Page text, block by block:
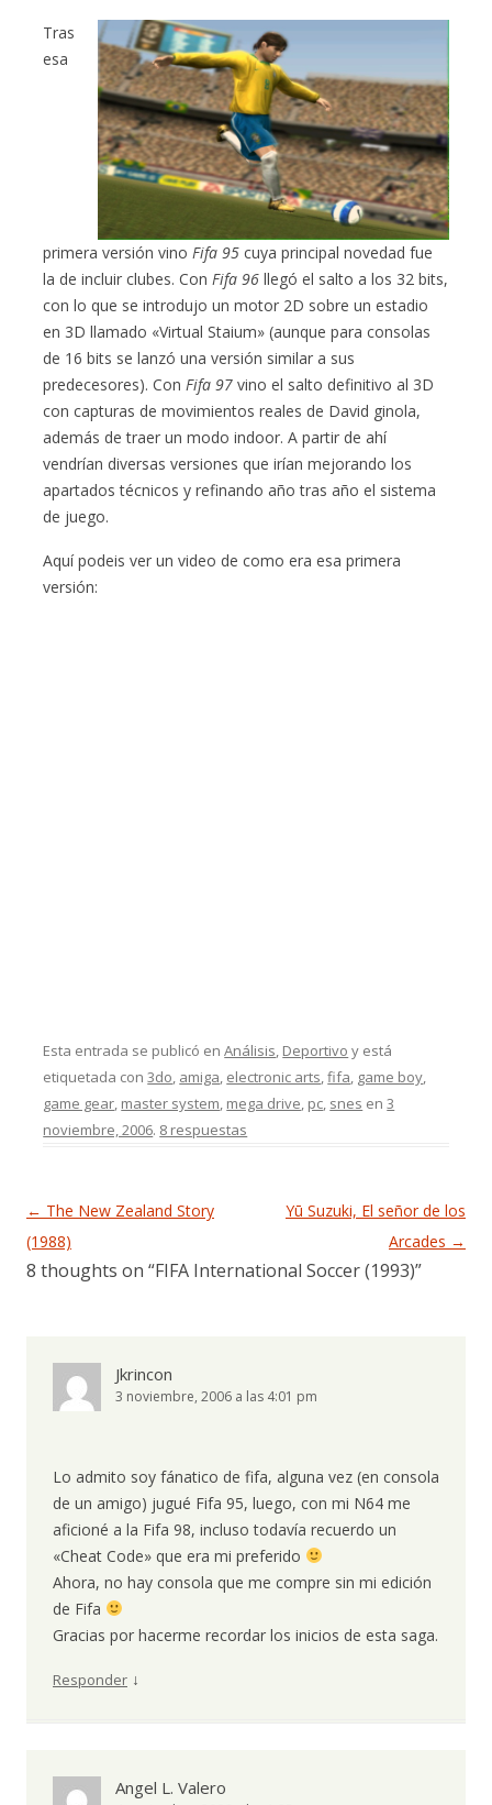
Tras
esa
primera versión vino Fifa 95 cuya principal novedad fue
la de incluir clubes. Con Fifa 96 llegó el salto a los 32 bits,
con lo que se introdujo un motor 2D sobre un estadio
en 3D llamado «Virtual Staium» (aunque para consolas
de 16 bits se lanzó una versión similar a sus
predecesores). Con Fifa 97 vino el salto definitivo al 3D
con capturas de movimientos reales de David ginola,
además de traer un modo indoor. A partir de ahí
vendrían diversas versiones que irían mejorando los
apartados técnicos y refinando año tras año el sistema
de juego.
Aquí podeis ver un video de como era esa primera
versión:
Esta entrada se publicó enAnálisis, Deportivo y está
etiquetada con3do, amiga, electronic arts,fifa, game boy,
game gear, master system, mega drive, pc, snes en3
noviembre, 2006. 8 respuestas
Navegación de entradas
← The New Zealand Story
(1988)
Yū Suzuki, El señor de los
Arcades →
8 thoughts on “FIFA International Soccer (1993)”
Jkrincon
3 noviembre, 2006 a las 4:01 pm
Lo admito soy fánatico de fifa, alguna vez (en consola
de un amigo) jugué Fifa 95, luego, con mi N64 me
aficioné a la Fifa 98, incluso todavía recuerdo un
«Cheat Code» que era mi preferido
Ahora, no hay consola que me compre sin mi edición
de Fifa
Gracias por hacerme recordar los inicios de esta saga.
Responder ↓
Angel L. Valero